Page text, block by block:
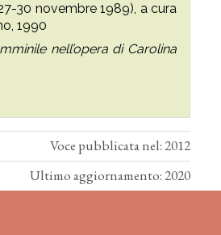
30 novembre 1989), a cura
1990
nell’opera di Carolina
Voce pubblicata nel: 2012
Ultimo aggiornamento: 2020